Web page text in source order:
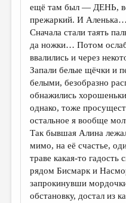
ВКОНТАКТЕ
ещё там был — ДЕНЬ,
прежаркий. И Аленька…
Сначала стали таять
да ножки… Потом
ввалились и через
Запали белые щёчки и
белыми, безобразно
обнажились
однако, тоже
остальное я вообще
Так бывшая Алина
мимо, на её счастье,
траве какая-то гадость
рядом Бисмарк и
запрокинувши
обстановку, достал из